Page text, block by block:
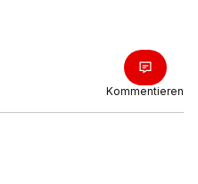
Kommentieren